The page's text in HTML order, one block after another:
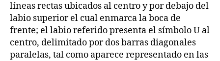
líneas rectas ubicados al centro y por debajo del
labio superior el cual enmarca la boca de
frente; el labio referido presenta el símbolo U al
centro, delimitado por dos barras diagonales
paralelas, tal como aparece representado en las